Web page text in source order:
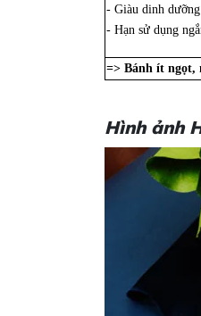
- Giàu dinh dưỡng
- Hạn sử dụng
=> Bánh ít ngọt,
Hình ảnh